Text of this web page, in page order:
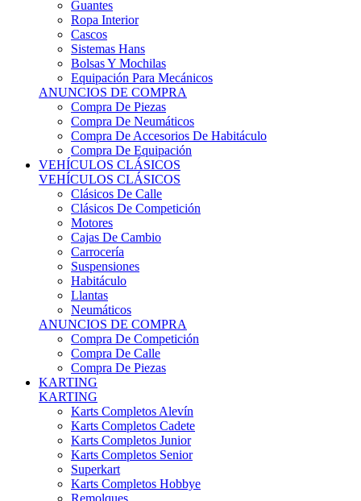
Guantes
Ropa Interior
Cascos
Sistemas Hans
Bolsas Y Mochilas
Equipación Para Mecánicos
ANUNCIOS DE COMPRA
Compra De Piezas
Compra De Neumáticos
Compra De Accesorios De Habitáculo
Compra De Equipación
VEHÍCULOS CLÁSICOS
VEHÍCULOS CLÁSICOS
Clásicos De Calle
Clásicos De Competición
Motores
Cajas De Cambio
Carrocería
Suspensiones
Habitáculo
Llantas
Neumáticos
ANUNCIOS DE COMPRA
Compra De Competición
Compra De Calle
Compra De Piezas
KARTING
KARTING
Karts Completos Alevín
Karts Completos Cadete
Karts Completos Junior
Karts Completos Senior
Superkart
Karts Completos Hobbye
Remolques